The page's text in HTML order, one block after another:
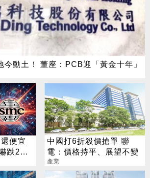
今動土！ 董座：PCB迎「黃金十年」
便宜
跌2%
中國打6折殺價搶單 聯
電：價格持平、展望不變
產業